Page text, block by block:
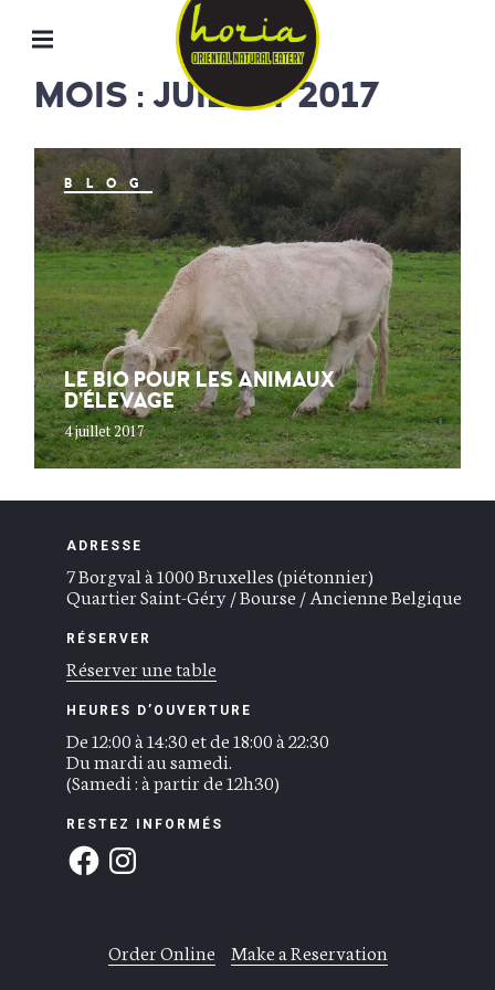
HORIA
ORIENTAL
NATURAL
EATERY
MOIS : JUILLET 2017
BLOG
LE BIO POUR LES ANIMAUX
D’ÉLEVAGE
4 juillet 2017
ADRESSE
7 Borgval à 1000 Bruxelles (piétonnier)
Quartier Saint-Géry / Bourse / Ancienne Belgique
RÉSERVER
Réserver une table
HEURES D’OUVERTURE
De 12:00 à 14:30 et de 18:00 à 22:30
Du mardi au samedi.
(Samedi : à partir de 12h30)
RESTEZ INFORMÉS
Order Online
Make a Reservation